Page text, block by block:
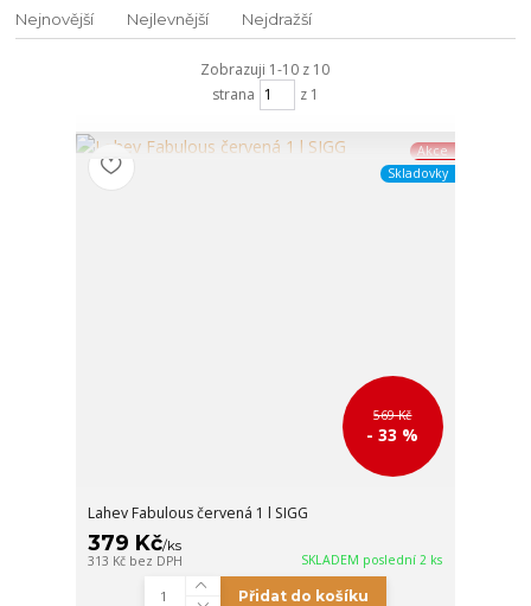
Nejnovější Nejlevnější Nejdražší
Zobrazuji 1-10 z 10
strana
z 1
Akce
Skladovky
569 Kč
- 33 %
Lahev Fabulous červená 1 l SIGG
379 Kč/ks
313 Kč bez DPH SKLADEM poslední 2 ks
Přidat do košíku